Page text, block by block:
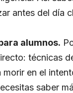
antes del día
alumnos.
técnicas
morir en el
saber